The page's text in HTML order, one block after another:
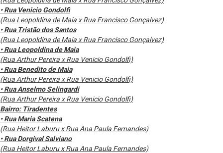
• Rua Venicio Gondolfi
(Rua Leopoldina de Maia x Rua Francisco Gonçalvez)
• Rua Tristão dos Santos
(Rua Leopoldina de Maia x Rua Francisco Gonçalvez)
• Rua Leopoldina de Maia
(Rua Arthur Pereira x Rua Venicio Gondolfi)
• Rua Benedito de Maia
(Rua Arthur Pereira x Rua Venicio Gondolfi)
• Rua Anselmo Selingardi
(Rua Arthur Pereira x Rua Venicio Gondolfi)
Bairro: Tiradentes
• Rua Maria Scatena
(Rua Heitor Laburu x Rua Ana Paula Fernandes)
• Rua Dorgival Salviano
(Rua Heitor Laburu x Rua Ana Paula Fernandes)